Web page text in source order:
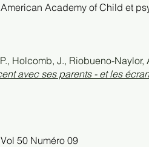
Academy of Child et
Holcomb, J., Riobueno-
avec ses parents - et les
50 Numéro 09